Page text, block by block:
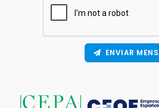
ENVIAR